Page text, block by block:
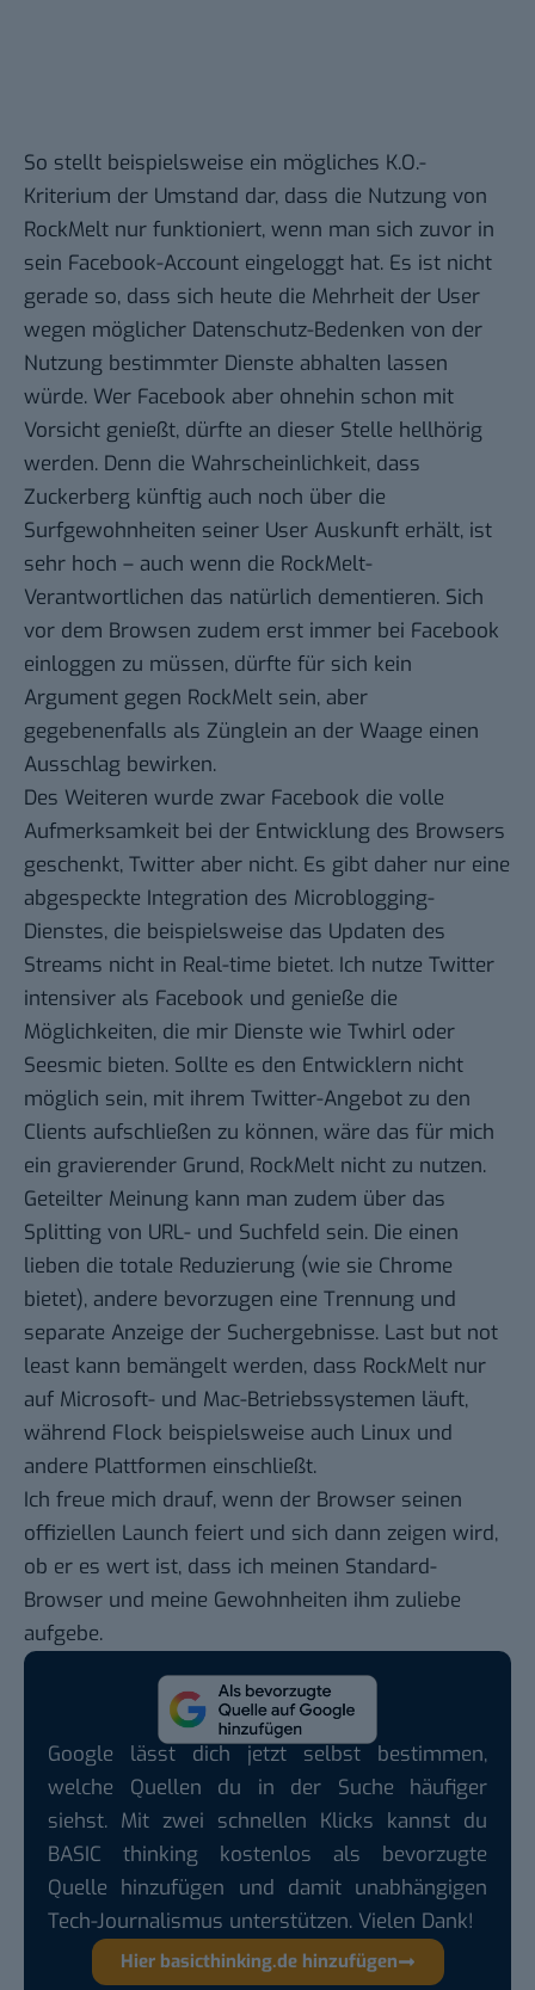
So stellt beispielsweise ein mögliches K.O.-
Kriterium der Umstand dar, dass die Nutzung von
RockMelt nur funktioniert, wenn man sich zuvor in
sein Facebook-Account eingeloggt hat. Es ist nicht
gerade so, dass sich heute die Mehrheit der User
wegen möglicher Datenschutz-Bedenken von der
Nutzung bestimmter Dienste abhalten lassen
würde. Wer Facebook aber ohnehin schon mit
Vorsicht genießt, dürfte an dieser Stelle hellhörig
werden. Denn die Wahrscheinlichkeit, dass
Zuckerberg künftig auch noch über die
Surfgewohnheiten seiner User Auskunft erhält, ist
sehr hoch – auch wenn die RockMelt-
Verantwortlichen das natürlich dementieren. Sich
vor dem Browsen zudem erst immer bei Facebook
einloggen zu müssen, dürfte für sich kein
Argument gegen RockMelt sein, aber
gegebenenfalls als Zünglein an der Waage einen
Ausschlag bewirken.
Des Weiteren wurde zwar Facebook die volle
Aufmerksamkeit bei der Entwicklung des Browsers
geschenkt, Twitter aber nicht. Es gibt daher nur eine
abgespeckte Integration des Microblogging-
Dienstes, die beispielsweise das Updaten des
Streams nicht in Real-time bietet. Ich nutze Twitter
intensiver als Facebook und genieße die
Möglichkeiten, die mir Dienste wie Twhirl oder
Seesmic bieten. Sollte es den Entwicklern nicht
möglich sein, mit ihrem Twitter-Angebot zu den
Clients aufschließen zu können, wäre das für mich
ein gravierender Grund, RockMelt nicht zu nutzen.
Geteilter Meinung kann man zudem über das
Splitting von URL- und Suchfeld sein. Die einen
lieben die totale Reduzierung (wie sie Chrome
bietet), andere bevorzugen eine Trennung und
separate Anzeige der Suchergebnisse. Last but not
least kann bemängelt werden, dass RockMelt nur
auf Microsoft- und Mac-Betriebssystemen läuft,
während Flock beispielsweise auch Linux und
andere Plattformen einschließt.
Ich freue mich drauf, wenn der Browser seinen
offiziellen Launch feiert und sich dann zeigen wird,
ob er es wert ist, dass ich meinen Standard-
Browser und meine Gewohnheiten ihm zuliebe
aufgebe.
Google lässt dich jetzt selbst bestimmen,
welche Quellen du in der Suche häufiger
siehst. Mit zwei schnellen Klicks kannst du
BASIC thinking kostenlos als bevorzugte
Quelle hinzufügen und damit unabhängigen
Tech-Journalismus unterstützen. Vielen Dank!
Hier basicthinking.de hinzufügen